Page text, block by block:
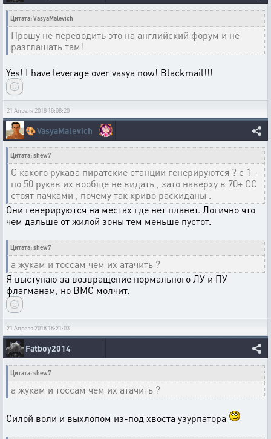
Цитата: VasyaMalevich
Прошу не переводить это на английский форум и не
разглашать там!
Yes! I have leverage over vasya now! Blackmail!!!
21 Апреля 2018 18:08:20
🎨VasyaMalevich
Цитата: shew7
С какого рукава пиратские станции генерируются ? с 1 -
по 50 рукав их вообще не видать , зато наверху в 70+ СС
стоят пачками , почему так криво раскиданы .
Они генерируются на местах где нет планет. Логично что
чем дальше от жилой зоны тем меньше пустот.
Цитата: shew7
а жукам и тоссам чем их атачить ?
Я выступаю за возвращение нормального ЛУ и ПУ
флагманам, но ВМС молчит.
21 Апреля 2018 18:21:03
Fatboy2014
Цитата: shew7
а жукам и тоссам чем их атачить ?
Силой воли и выхлопом из-под хвоста узурпатора